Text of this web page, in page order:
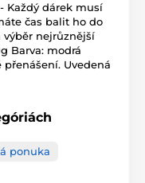
Každý dárek musí
čas balit ho do
výběr nejrůznější
Barva: modrá
Uvedená
ponuka